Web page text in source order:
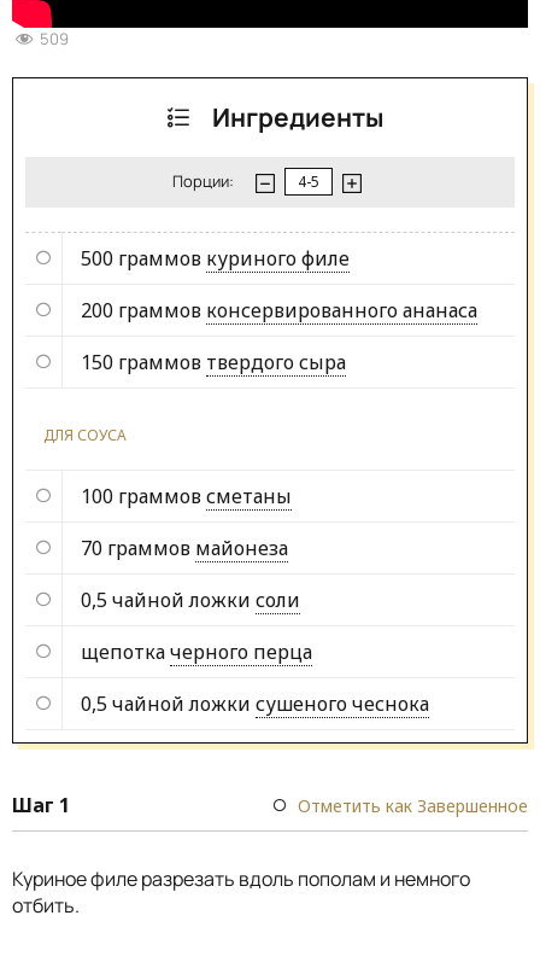
509
Ингредиенты
Порции:
500 граммов куриного филе
200 граммов консервированного ананаса
150 граммов твердого сыра
ДЛЯ СОУСА
100 граммовсметаны
70 граммов майонеза
0,5 чайной ложки соли
щепоткачерного перца
0,5 чайной ложки сушеного чеснока
Шаг 1 Отметить как Завершенное
Куриное филе разрезать вдоль пополам и немного
отбить.